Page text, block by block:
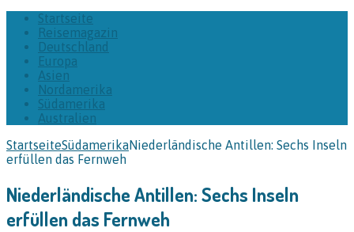
Startseite
Reisemagazin
Deutschland
Europa
Asien
Nordamerika
Südamerika
Australien
StartseiteSüdamerikaNiederländische Antillen: Sechs Inseln
erfüllen das Fernweh
Niederländische Antillen: Sechs Inseln
erfüllen das Fernweh